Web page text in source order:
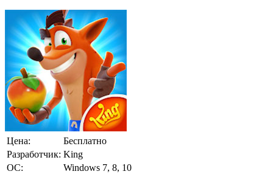
Цена:
Бесплатно
Разработчик: King
ОС:
Windows 7, 8, 10